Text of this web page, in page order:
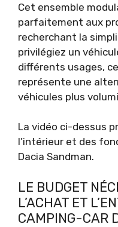
Cet ensemble
parfaitement aux
recherchant la
privilégiez un
différents usages,
représente une
véhicules plus
La vidéo ci-dessus
l’intérieur et des
Dacia Sandman.
LE BUDGET
L’ACHAT ET
CAMPING-CAR